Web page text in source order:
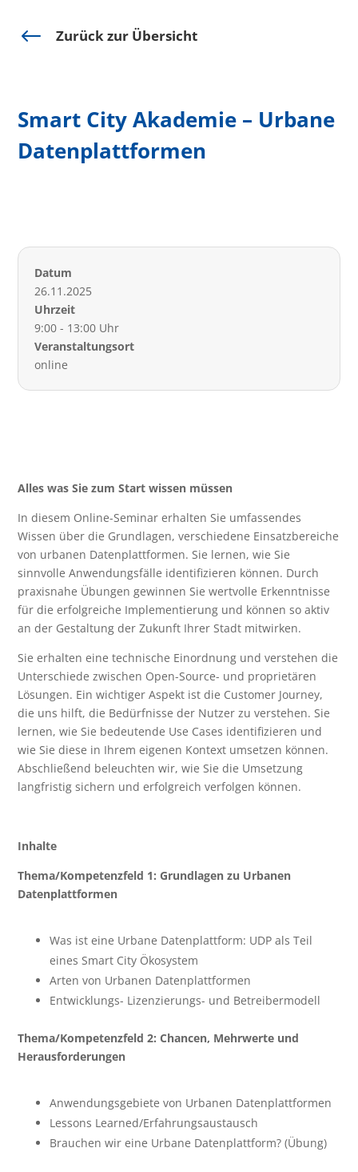
# Zurück zur Übersicht
Smart City Akademie – Urbane
Datenplattformen
Datum
26.11.2025
Uhrzeit
9:00 - 13:00 Uhr
Veranstaltungsort
online
Alles was Sie zum Start wissen müssen
In diesem Online-Seminar erhalten Sie umfassendes
Wissen über die Grundlagen, verschiedene Einsatzbereiche
von urbanen Datenplattformen. Sie lernen, wie Sie
sinnvolle Anwendungsfälle identifizieren können. Durch
praxisnahe Übungen gewinnen Sie wertvolle Erkenntnisse
für die erfolgreiche Implementierung und können so aktiv
an der Gestaltung der Zukunft Ihrer Stadt mitwirken.
Sie erhalten eine technische Einordnung und verstehen die
Unterschiede zwischen Open-Source- und proprietären
Lösungen. Ein wichtiger Aspekt ist die Customer Journey,
die uns hilft, die Bedürfnisse der Nutzer zu verstehen. Sie
lernen, wie Sie bedeutende Use Cases identifizieren und
wie Sie diese in Ihrem eigenen Kontext umsetzen können.
Abschließend beleuchten wir, wie Sie die Umsetzung
langfristig sichern und erfolgreich verfolgen können.
Inhalte
Thema/Kompetenzfeld 1: Grundlagen zu Urbanen
Datenplattformen
Was ist eine Urbane Datenplattform: UDP als Teil
eines Smart City Ökosystem
Arten von Urbanen Datenplattformen
Entwicklungs- Lizenzierungs- und Betreibermodell
Thema/Kompetenzfeld 2: Chancen, Mehrwerte und
Herausforderungen
Anwendungsgebiete von Urbanen Datenplattformen
Lessons Learned/Erfahrungsaustausch
Brauchen wir eine Urbane Datenplattform? (Übung)